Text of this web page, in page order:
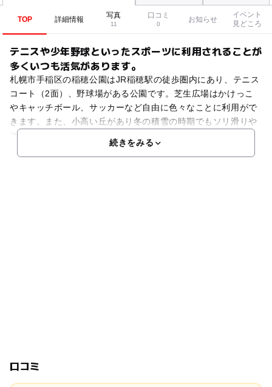
TOP 詳細情報 写真
11
口コミ
0
お知らせ
イベント
見どころ
テニスや少年野球といったスポーツに利用されることが
多くいつも活気があります。
札幌市手稲区の稲穂公園はJR稲穂駅の徒歩圏内にあり、テニス
コート（2面）、野球場がある公園です。芝生広場はかけっこ
やキャッチボール、サッカーなど自由に色々なことに利用がで
きます。また、小高い丘があり冬の積雪の時期でもソリ滑りや
続きをみる
口コミ